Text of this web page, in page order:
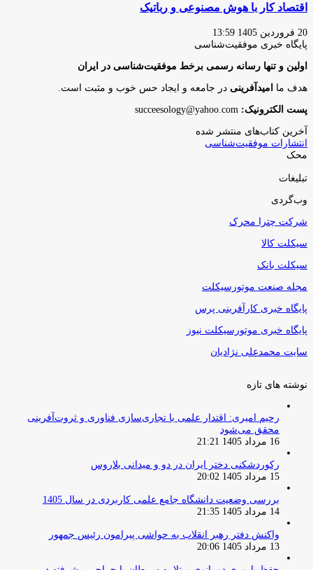
اقتصاد کار با هوش مصنوعی و رباتیک
20 فروردین 1405 13:59
پایگاه‌ خبری موفقیت‌شناسی
اولین و تنها رسانه رسمی برخط موفقیت‌شناسی در ایران
هدف ما امیدآفرینی در جامعه و ایجاد حس خوب و مثبت است.
پست الکترونیک:
آخرین کتاب‌های منتشر شده
انتشارات موفقیت‌شناسی
محک
تبلیغات
وب‌گردی
شرکت چترا محرک
سیکلت کالا
سیکلت بانک
مجله صنعت موتورسیکلت
پایگاه خبری کارآفرینی پرس
پایگاه خبری موتورسیکلت نیوز
سایت محمدعلی نژادیان
نوشته های تازه
رحیم امیری: اقتدار علمی با تجاری‌سازی فناوری و ثروت‌آفرینی
محقق می‌شود
16 مرداد 1405 21:21
رکوردشکنی دختر ایران در دو و میدانی بلاروس
15 مرداد 1405 20:02
بررسی وضعیت دانشگاه جامع علمی کاربردی در سال 1405
14 مرداد 1405 21:35
واکنش دفتر رهبر انقلاب به حواشی پیرامون رئیس جمهور
13 مرداد 1405 20:06